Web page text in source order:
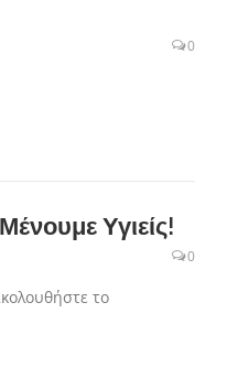
0
Υγιείς!
0
το